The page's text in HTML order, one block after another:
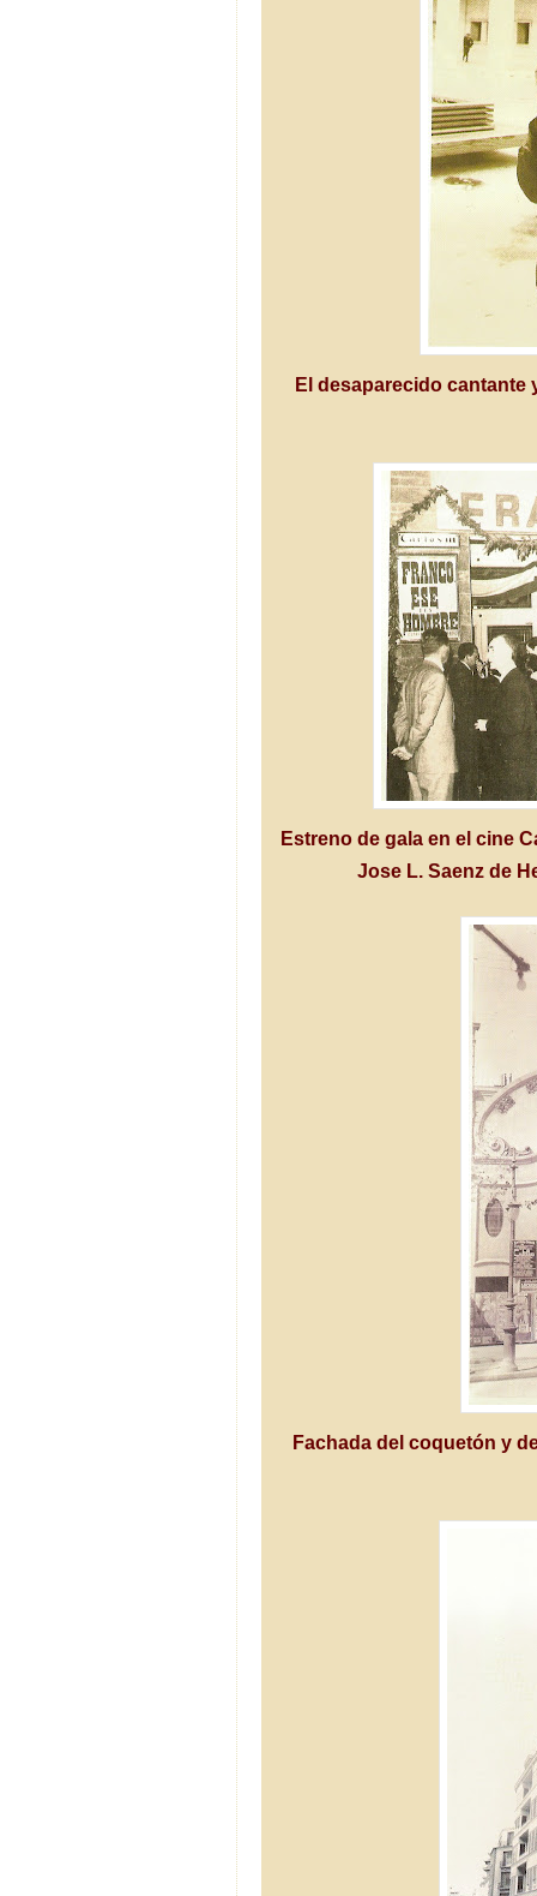
El desaparecido cantante
Estreno de gala en el cine
Jose L. Saenz de
Fachada del coquetón y